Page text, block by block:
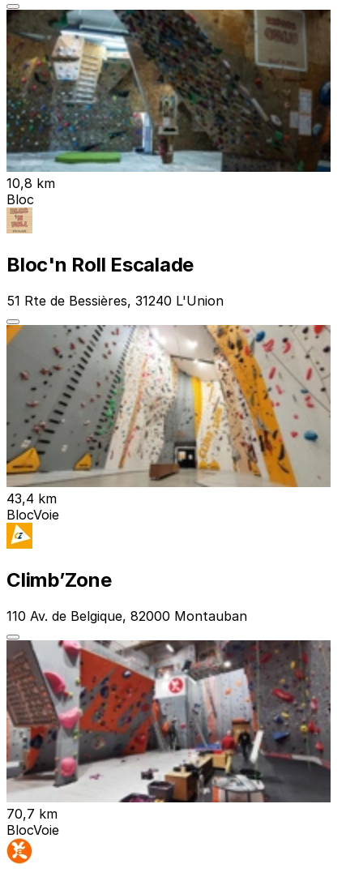
10,8 km
Bloc
Bloc'n Roll Escalade
51 Rte de Bessières, 31240 L'Union
43,4 km
BlocVoie
Climb’Zone
110 Av. de Belgique, 82000 Montauban
70,7 km
BlocVoie